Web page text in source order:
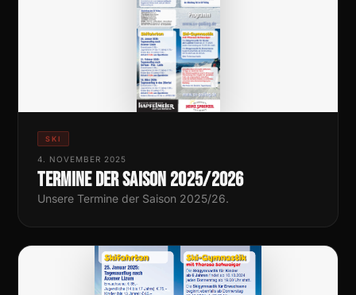
SKI
4. NOVEMBER 2025
Termine der Saison 2025/2026
Unsere Termine der Saison 2025/26.